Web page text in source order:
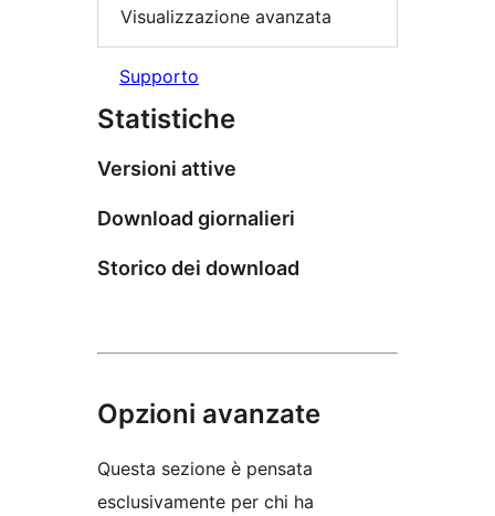
Visualizzazione avanzata
Supporto
Statistiche
Versioni attive
Download giornalieri
Storico dei download
Opzioni avanzate
Questa sezione è pensata
esclusivamente per chi ha